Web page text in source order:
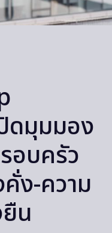
ดมุมมอง
อบครัว
ง-ความ
น